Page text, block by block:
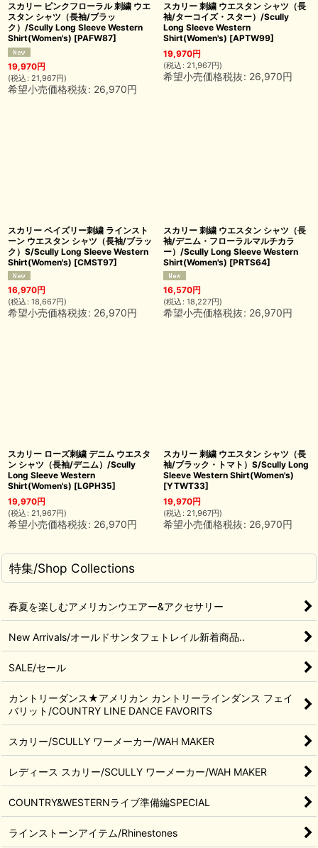
スカリー ピンクフローラル 刺繍 ウエ
スタン シャツ（長袖/ブラッ
ク）/Scully Long Sleeve Western
Shirt(Women's) [PAFW87]
19,970円
(税込 : 21,967円)
希望小売価格税抜: 26,970円
スカリー 刺繍 ウエスタン シャツ（長
袖/ターコイズ・スター）/Scully
Long Sleeve Western
Shirt(Women's) [APTW99]
19,970円
(税込 : 21,967円)
希望小売価格税抜: 26,970円
スカリー ペイズリー刺繍 ラインスト
ーン ウエスタン シャツ（長袖/ブラッ
ク）S/Scully Long Sleeve Western
Shirt(Women's) [CMST97]
16,970円
(税込 : 18,667円)
希望小売価格税抜: 26,970円
スカリー 刺繍 ウエスタン シャツ（長
袖/デニム・フローラルマルチカラ
ー）/Scully Long Sleeve Western
Shirt(Women's) [PRTS64]
16,570円
(税込 : 18,227円)
希望小売価格税抜: 26,970円
スカリー ローズ刺繍 デニム ウエスタ
ン シャツ（長袖/デニム）/Scully
Long Sleeve Western
Shirt(Women's) [LGPH35]
19,970円
(税込 : 21,967円)
希望小売価格税抜: 26,970円
スカリー 刺繍 ウエスタン シャツ（長
袖/ブラック・トマト）S/Scully Long
Sleeve Western Shirt(Women's)
[YTWT33]
19,970円
(税込 : 21,967円)
希望小売価格税抜: 26,970円
特集/Shop Collections
春夏を楽しむアメリカンウエアー&アクセサリー
New Arrivals/オールドサンタフェトレイル新着商品..
SALE/セール
カントリーダンス★アメリカン カントリーラインダンス フェイ
バリット/COUNTRY LINE DANCE FAVORITS
スカリー/SCULLY ワーメーカー/WAH MAKER
レディース スカリー/SCULLY ワーメーカー/WAH MAKER
COUNTRY&WESTERNライブ準備編SPECIAL
ラインストーンアイテム/Rhinestones